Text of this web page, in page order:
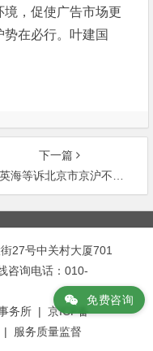
，促使广告市场更
在必行。叶建国
下一篇
海等诉北京市京沪不锈钢制品厂案
27号中关村大厦701
咨询电话：010-
务所 | 京ICP备
| 服务质量监督
免费咨询